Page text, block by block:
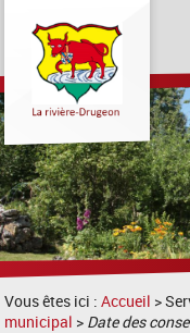
Vous êtes ici :Accueil >
municipal > Date des